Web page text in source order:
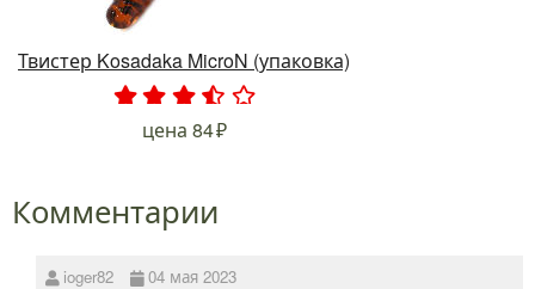
Твистер Kosadaka MicroN (упаковка)
. . .
цена 84
Комментарии
ioger82 04 мая 2023